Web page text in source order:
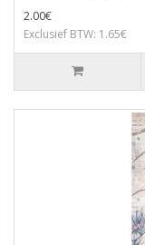
2.00€
Exclusief BTW: 1.65€